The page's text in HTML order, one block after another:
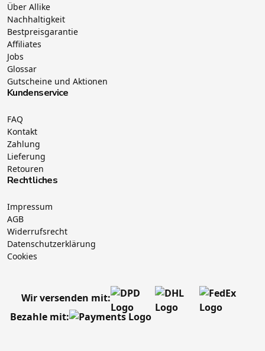
Über Allike
Nachhaltigkeit
Bestpreisgarantie
Affiliates
Jobs
Glossar
Gutscheine und Aktionen
Kundenservice
FAQ
Kontakt
Zahlung
Lieferung
Retouren
Rechtliches
Impressum
AGB
Widerrufsrecht
Datenschutzerklärung
Cookies
Wir versenden mit:
Bezahle mit: